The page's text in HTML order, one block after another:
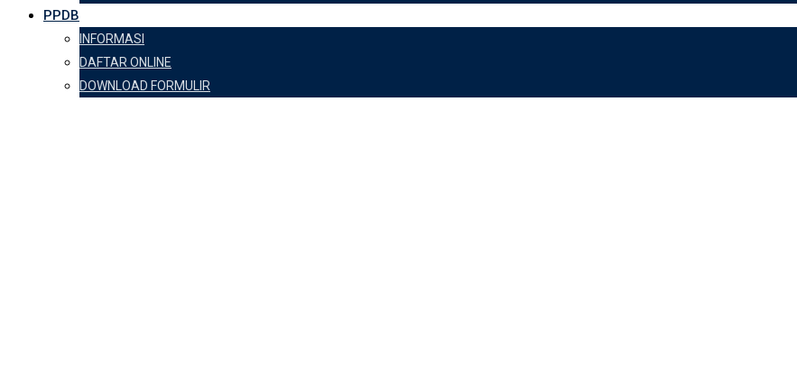
PPDB
INFORMASI
DAFTAR ONLINE
DOWNLOAD FORMULIR